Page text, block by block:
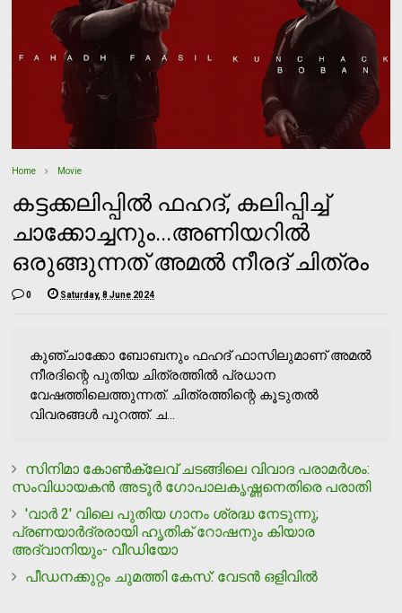
Home Movie
കട്ടക്കലിപ്പില്‍ ഫഹദ്, കലിപ്പിച്ച്
ചാക്കോച്ചനും...അണിയറില്‍
ഒരുങ്ങുന്നത് അമല്‍ നീരദ് ചിത്രം
0 Saturday, 8 June 2024
കുഞ്ചാക്കോ ബോബനും ഫഹദ് ഫാസിലുമാണ് അമല്‍
നീരദിന്റെ പുതിയ ചിത്രത്തില്‍ പ്രധാന
വേഷത്തിലെത്തുന്നത്. ചിത്രത്തിന്റെ കൂടുതല്‍
വിവരങ്ങള്‍ പുറത്ത്. ച...
സിനിമാ കോണ്‍ക്ലേവ് ചടങ്ങിലെ വിവാദ പരാമര്‍ശം:
സംവിധായകന്‍ അടൂര്‍ ഗോപാലകൃഷ്ണനെതിരെ പരാതി
'വാര്‍ 2' വിലെ പുതിയ ഗാനം ശ്രദ്ധ നേടുന്നു;
പ്രണയാർദ്രരായി ഹൃതിക് റോഷനും കിയാര
അദ്വാനിയും- വീഡിയോ
പീഡനക്കുറ്റം ചുമത്തി കേസ്: വേടന്‍ ഒളിവില്‍